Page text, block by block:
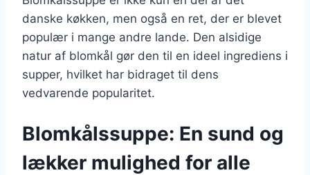
danske køkken, men også en ret, der er blevet
populær i mange andre lande. Den alsidige
natur af blomkål gør den til en ideel ingrediens i
supper, hvilket har bidraget til dens
vedvarende popularitet.
Blomkålssuppe: En sund og
lækker mulighed for alle